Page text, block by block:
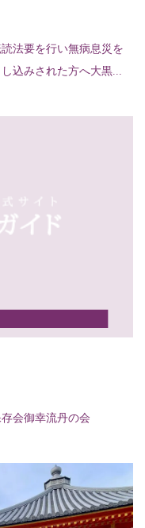
法要を行い無病息災を
込みされた方へ大黒...
会御幸流丹の会